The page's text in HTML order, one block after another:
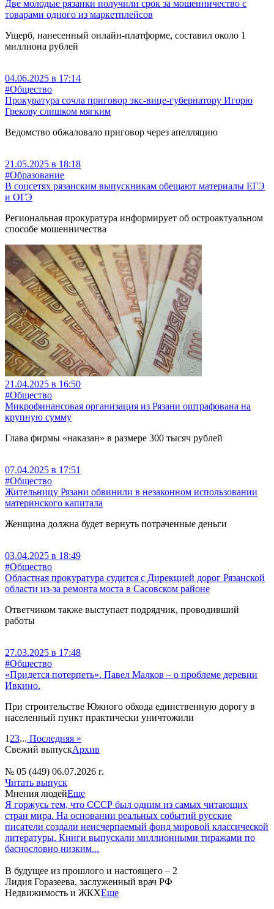
Две молодые рязанки получили срок за мошенничество с
товарами одного из маркетплейсов
Ущерб, нанесенный онлайн-платформе, составил около 1
миллиона рублей
04.06.2025 в 17:14
#Общество
Прокуратура сочла приговор экс-вице-губернатору Игорю
Грекову слишком мягким
Ведомство обжаловало приговор через апелляцию
21.05.2025 в 18:18
#Образование
В соцсетях рязанским выпускникам обещают материалы ЕГЭ
и ОГЭ
Региональная прокуратура информирует об остроактуальном
способе мошенничества
21.04.2025 в 16:50
#Общество
Микрофинансовая организация из Рязани оштрафована на
крупную сумму
Глава фирмы «наказан» в размере 300 тысяч рублей
07.04.2025 в 17:51
#Общество
Жительницу Рязани обвинили в незаконном использовании
материнского капитала
Женщина должна будет вернуть потраченные деньги
03.04.2025 в 18:49
#Общество
Областная прокуратура судится с Дирекцией дорог Рязанской
области из-за ремонта моста в Сасовском районе
Ответчиком также выступает подрядчик, проводивший
работы
27.03.2025 в 17:48
#Общество
«Придется потерпеть». Павел Малков – о проблеме деревни
Ивкино.
При строительстве Южного обхода единственную дорогу в
населенный пункт практически уничтожили
1 23... Последняя »
Свежий выпускАрхив
№ 05 (449) 06.07.2026 г.
Читать выпуск
Мнения людейЕще
Я горжусь тем, что СССР был одним из самых читающих
стран мира. На основании реальных событий русские
писатели создали неисчерпаемый фонд мировой классической
литературы. Книги выпускали миллионными тиражами по
баснословно низким...
В будущее из прошлого и настоящего – 2
Лидия Горазеева, заслуженный врач РФ
Недвижимость и ЖКХЕще